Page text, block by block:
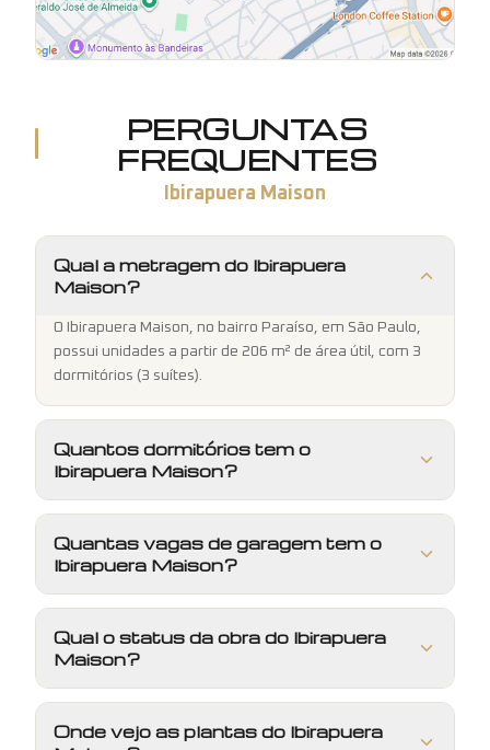
PERGUNTAS
FREQUENTES
Ibirapuera Maison
Qual a metragem do Ibirapuera
Maison?
O Ibirapuera Maison, no bairro Paraíso, em São Paulo,
possui unidades a partir de 206 m² de área útil, com 3
dormitórios (3 suítes).
Quantos dormitórios tem o
Ibirapuera Maison?
Quantas vagas de garagem tem o
Ibirapuera Maison?
Qual o status da obra do Ibirapuera
Maison?
Onde vejo as plantas do Ibirapuera